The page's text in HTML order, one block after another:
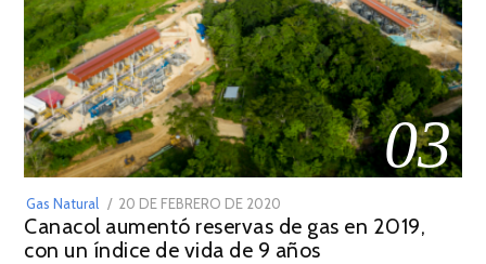
03
Gas Natural
POSTED
ON
20 DE FEBRERO DE 2020
DE
JULIO
Canacol aumentó reservas de gas en 2019,
con un índice de vida de 9 años